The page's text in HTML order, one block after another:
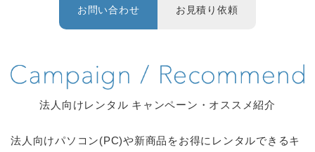
お問い合わせ お見積り依頼
法人向けレンタル キャンペーン・オススメ紹介
法人向けパソコン(PC)や新商品をお得にレンタルできるキ